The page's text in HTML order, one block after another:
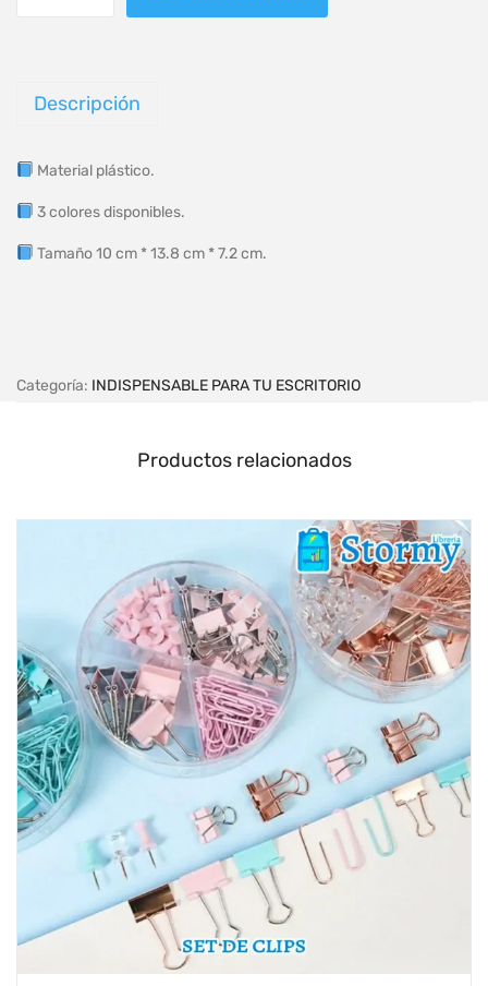
Descripción
Material plástico.
3 colores disponibles.
Tamaño 10 cm * 13.8 cm * 7.2 cm.
Categoría: INDISPENSABLE PARA TU ESCRITORIO
Productos relacionados